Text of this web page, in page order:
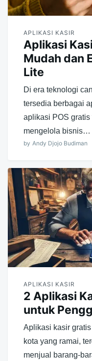
APLIKASI KASIR
Aplikasi
Mudah dan
Lite
Di era teknologi
tersedia berbagai
aplikasi POS
mengelola bisnis…
by Andy Djojo Budiman
APLIKASI KASIR
2 Aplikasi
untuk
Aplikasi kasir
kota yang ramai,
menjual barang-